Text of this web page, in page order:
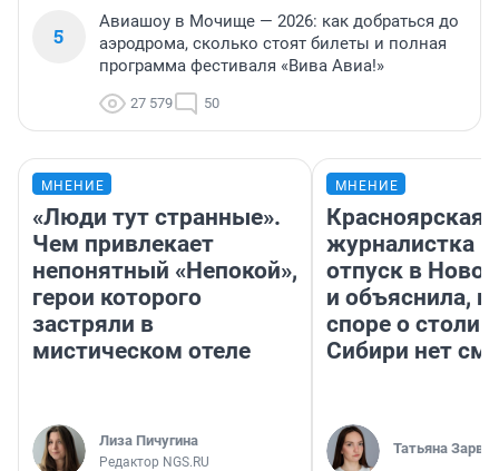
5
Авиашоу в Мочище — 2026: как добраться до
аэродрома, сколько стоят билеты и полная
программа фестиваля «Вива Авиа!»
27 579 50
МНЕНИЕ
«Люди тут странные».
Чем привлекает
непонятный «Непокой»,
герои которого
застряли в
мистическом отеле
Лиза Пичугина
Редактор NGS.RU
МНЕНИЕ
Красноярская
журналистка
отпуск в
и объяснила,
споре о
Сибири нет
Татьяна Зарва